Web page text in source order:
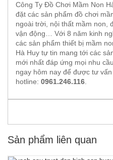
Công Ty Đồ Chơi Mầm Non
đặt các sản phẩm đồ chơi
ngoài trời, nội thất mầm non,
vận động… Với 8 năm kinh
các sản phẩm thiết bị mầm
Hà Huy tự tin mang tới các
mới nhất đáp ứng mọi nhu
ngay hôm nay để được tư
hotline: 0961.246.116
Sản phẩm liên quan